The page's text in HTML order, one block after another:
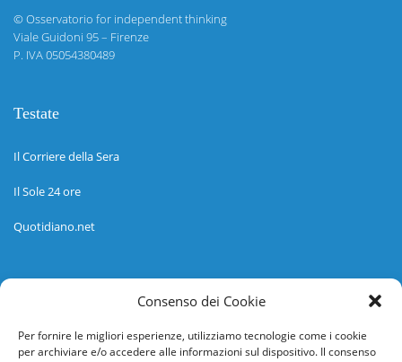
Consenso dei Cookie
Per fornire le migliori esperienze, utilizziamo tecnologie come i cookie
per archiviare e/o accedere alle informazioni sul dispositivo. Il consenso
©Osservatorio for independent thinking
Viale Guidoni 95 – Firenze
P. IVA 05054380489
Testate
Il Corriere della Sera
Il Sole 24 ore
Quotidiano.net
Informazioni